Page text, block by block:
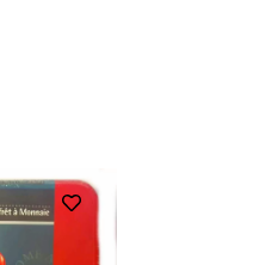
Προσθήκη